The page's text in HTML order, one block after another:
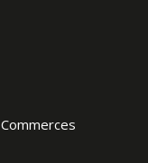
Commerces